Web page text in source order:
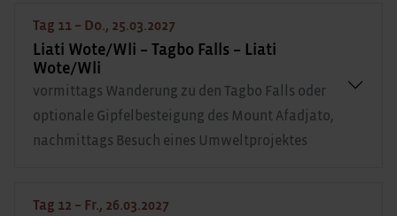
Tag 11 – Do., 25.03.2027
Liati Wote/Wli – Tagbo Falls – Liati
Wote/Wli
vormittags Wanderung zu den Tagbo Falls oder
optionale Gipfelbesteigung des Mount Afadjato,
nachmittags Besuch eines Umweltprojektes
Tag 12 – Fr., 26.03.2027